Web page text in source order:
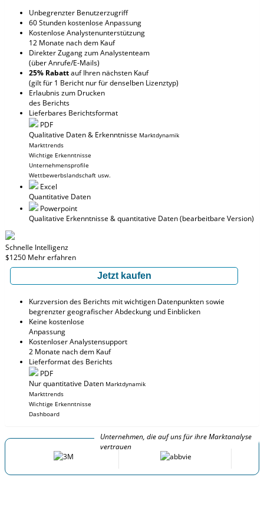
Unbegrenzter Benutzerzugriff
60 Stunden kostenlose Anpassung
Kostenlose Analystenunterstützung
12 Monate nach dem Kauf
Direkter Zugang zum Analystenteam
(über Anrufe/E-Mails)
25% Rabattauf Ihren nächsten Kauf
(gilt für 1 Bericht nur für denselben Lizenztyp)
Erlaubnis zum Drucken
des Berichts
Lieferbares Berichtsformat
PDF
Qualitative Daten & Erkenntnisse Marktdynamik
Markttrends
Wichtige Erkenntnisse
Unternehmensprofile
Wettbewerbslandschaft usw.
Excel
Quantitative Daten
Powerpoint
Qualitative Erkenntnisse & quantitative Daten(bearbeitbare Version)
Schnelle Intelligenz
$1250 Mehr erfahren
Jetzt kaufen
Kurzversion des Berichts mit wichtigen Datenpunkten sowie
begrenzter geografischer Abdeckung und Einblicken
Keine kostenlose
Anpassung
Kostenloser Analystensupport
2 Monate nach dem Kauf
Lieferformat des Berichts
PDF
Nur quantitative Daten Marktdynamik
Markttrends
Wichtige Erkenntnisse
Dashboard
Unternehmen, die auf uns für ihre Marktanalyse
vertrauen